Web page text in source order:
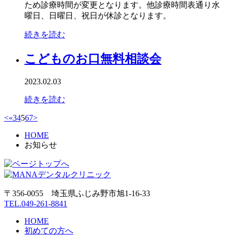
ため診療時間が変更となります。他診療時間表通り水
曜日、日曜日、祝日が休診となります。
続きを読む
こどものお口無料相談会
2023.02.03
続きを読む
<«34567>
HOME
お知らせ
〒356-0055 埼玉県ふじみ野市旭1-16-33
TEL.049-261-8841
HOME
初めての方へ